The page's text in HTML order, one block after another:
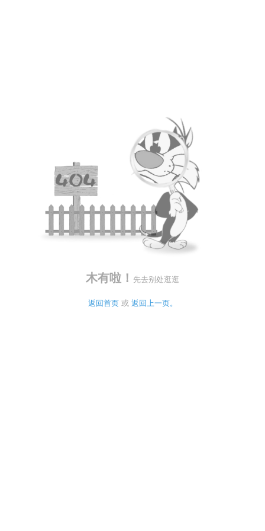
木有啦！ 先去别处逛逛
返回首页 或 返回上一页。